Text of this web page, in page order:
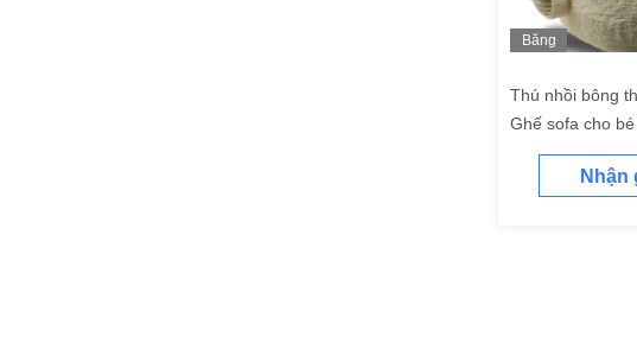
Băng
Thú nhồi bông
Ghế sofa cho
Ghế sofa sang
Nhận